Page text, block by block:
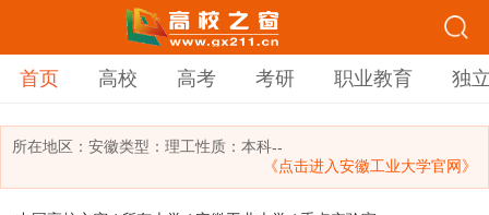
首页 高校 高考 考研 职业教育 独
所在地区： 安徽类型： 理工性质：本科--
《点击进入安徽工业大学官网》